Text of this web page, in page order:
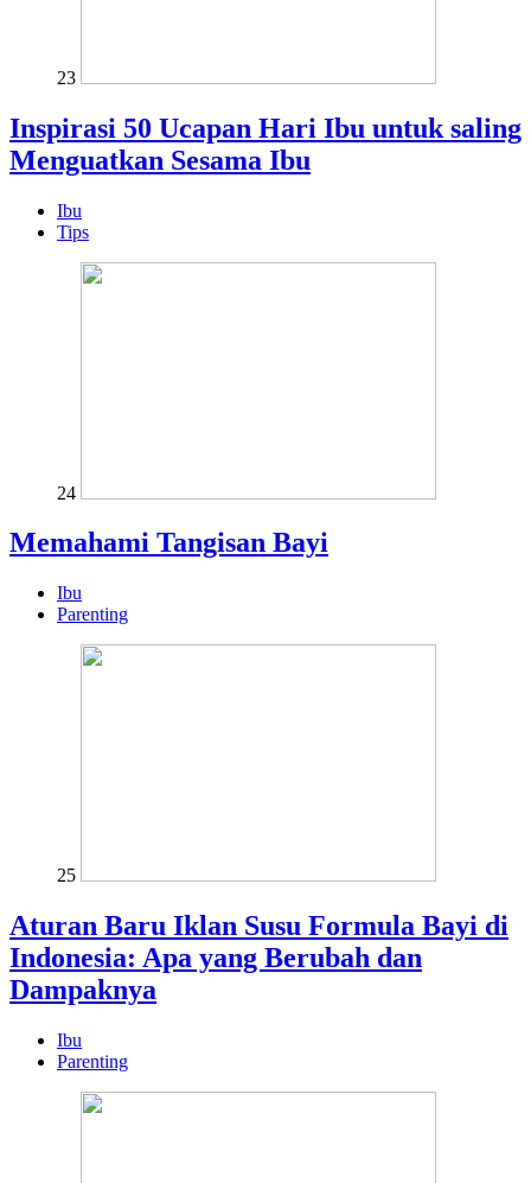
23
Inspirasi 50 Ucapan Hari Ibu untuk saling
Menguatkan Sesama Ibu
Ibu
Tips
24
Memahami Tangisan Bayi
Ibu
Parenting
25
Aturan Baru Iklan Susu Formula Bayi di
Indonesia: Apa yang Berubah dan
Dampaknya
Ibu
Parenting